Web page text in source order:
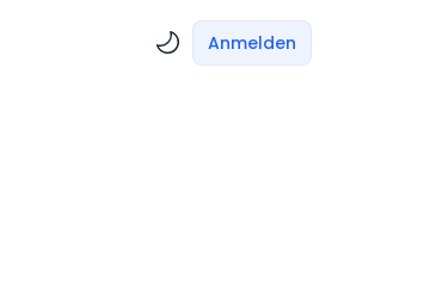
Anmelden